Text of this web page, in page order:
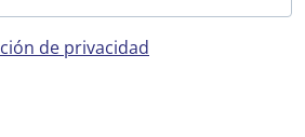
de privacidad